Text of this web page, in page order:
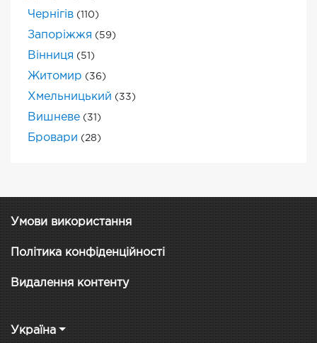
Чернігів (110)
Запоріжжя (59)
Вінниця (51)
Житомир (36)
Хмельницький (33)
Вишневе (31)
Бровари (28)
Умови використання
Політика конфіденційності
Видалення контенту
Україна